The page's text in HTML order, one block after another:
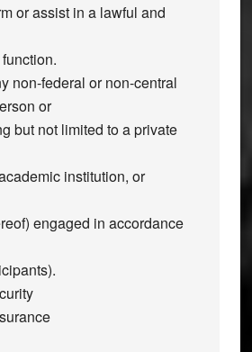
or assist in a lawful and
non-federal or non-central
or
but not limited to a private
institution, or
engaged in accordance